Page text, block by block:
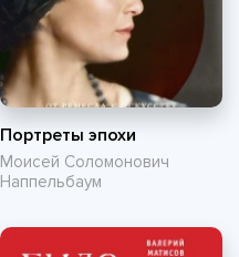
Портреты эпохи
Моисей Соломонович
Наппельбаум